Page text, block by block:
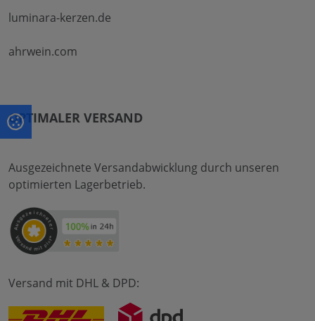
luminara-kerzen.de
ahrwein.com
OPTIMALER VERSAND
Ausgezeichnete Versandabwicklung durch unseren
optimierten Lagerbetrieb.
Versand mit DHL & DPD: